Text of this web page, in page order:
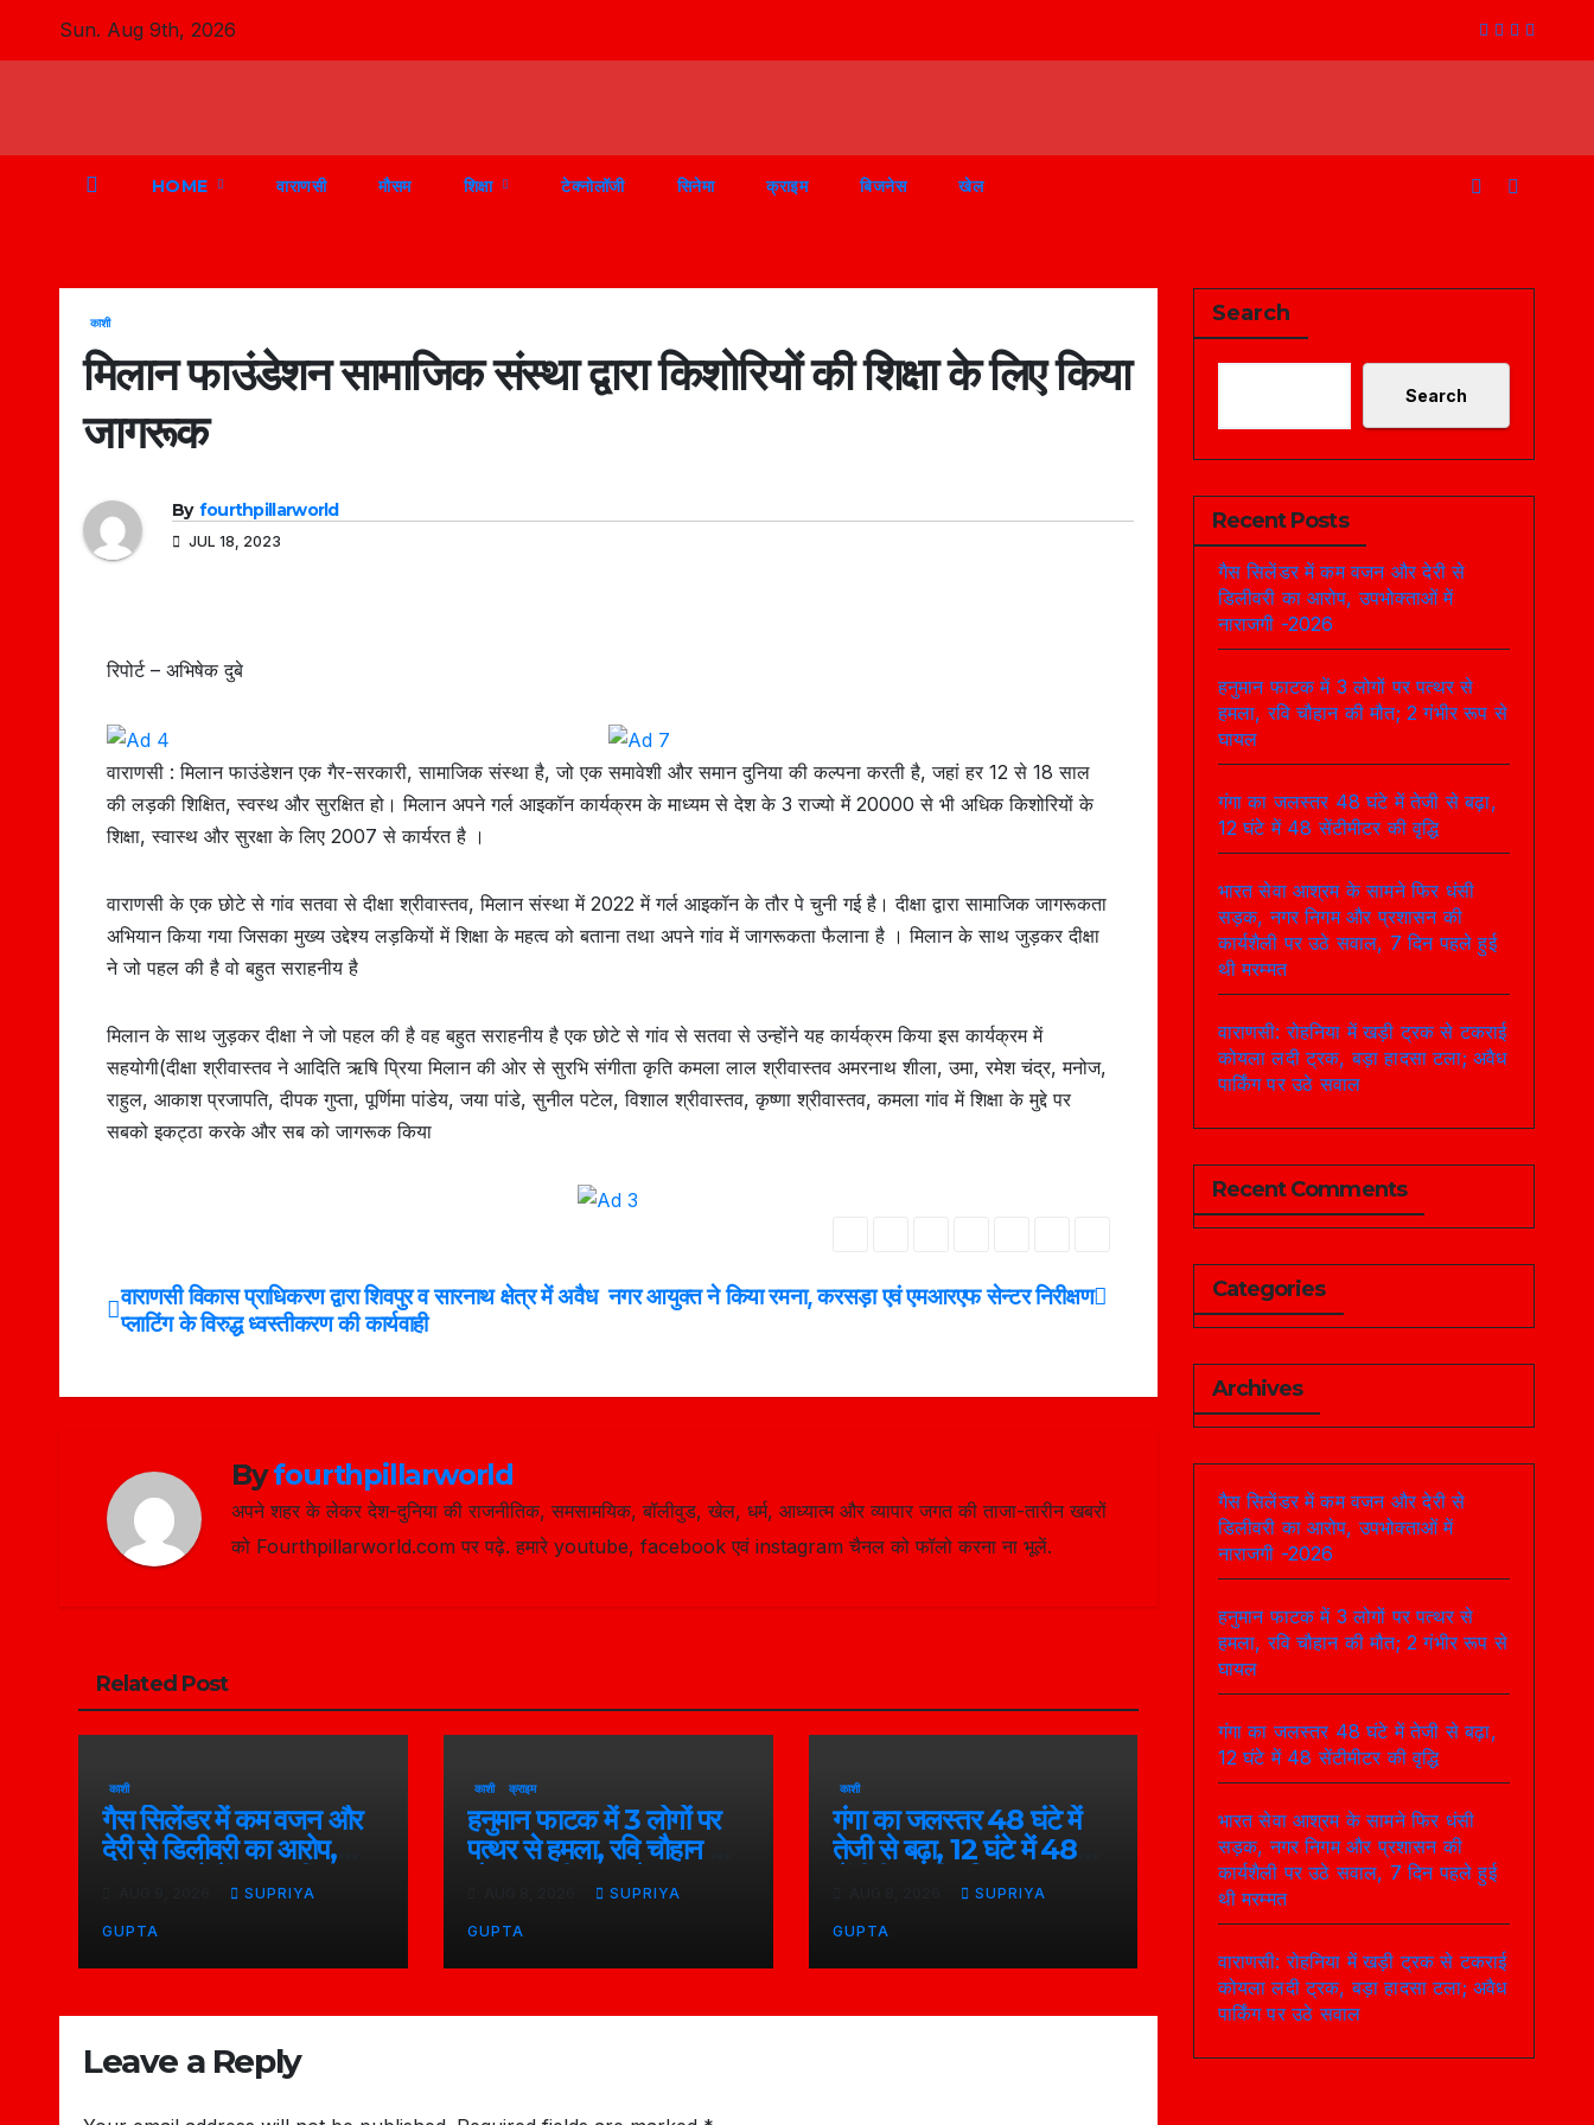
Sun. Aug 9th, 2026
HOME वाराणसी मौसम शिक्षा टेक्नोलॉजी सिनेमा क्राइम बिजनेस खेल
काशी
मिलान फाउंडेशन सामाजिक संस्था द्वारा किशोरियों की शिक्षा के लिए किया
जागरूक
By fourthpillarworld
JUL 18, 2023
रिपोर्ट – अभिषेक दुबे
वाराणसी : मिलान फाउंडेशन एक गैर-सरकारी, सामाजिक संस्था है, जो एक समावेशी और समान दुनिया की कल्पना करती है, जहां हर 12 से 18 साल
की लड़की शिक्षित, स्वस्थ और सुरक्षित हो। मिलान अपने गर्ल आइकॉन कार्यक्रम के माध्यम से देश के 3 राज्यो में 20000 से भी अधिक किशोरियों के
शिक्षा, स्वास्थ और सुरक्षा के लिए 2007 से कार्यरत है ।
वाराणसी के एक छोटे से गांव सतवा से दीक्षा श्रीवास्तव, मिलान संस्था में 2022 में गर्ल आइकॉन के तौर पे चुनी गई है। दीक्षा द्वारा सामाजिक जागरूकता
अभियान किया गया जिसका मुख्य उद्देश्य लड़कियों में शिक्षा के महत्व को बताना तथा अपने गांव में जागरूकता फैलाना है । मिलान के साथ जुड़कर दीक्षा
ने जो पहल की है वो बहुत सराहनीय है
मिलान के साथ जुड़कर दीक्षा ने जो पहल की है वह बहुत सराहनीय है एक छोटे से गांव से सतवा से उन्होंने यह कार्यक्रम किया इस कार्यक्रम में
सहयोगी(दीक्षा श्रीवास्तव ने आदिति ऋषि प्रिया मिलान की ओर से सुरभि संगीता कृति कमला लाल श्रीवास्तव अमरनाथ शीला, उमा, रमेश चंद्र, मनोज,
राहुल, आकाश प्रजापति, दीपक गुप्ता, पूर्णिमा पांडेय, जया पांडे, सुनील पटेल, विशाल श्रीवास्तव, कृष्णा श्रीवास्तव, कमला गांव में शिक्षा के मुद्दे पर
सबको इकट्ठा करके और सब को जागरूक किया
Post
नगर आयुक्त ने किया रमना, करसड़ा एवं एमआरएफ सेन्टर निरीक्षण
वाराणसी विकास प्राधिकरण द्वारा शिवपुर व सारनाथ क्षेत्र में अवैध
प्लाटिंग के विरुद्ध ध्वस्तीकरण की कार्यवाही
Byfourthpillarworld
अपने शहर के लेकर देश-दुनिया की राजनीतिक, समसामयिक, बॉलीवुड, खेल, धर्म, आध्यात्म और व्यापार जगत की ताजा-तारीन खबरों
को Fourthpillarworld.com पर पढ़े. हमारे youtube, facebook एवं instagram चैनल को फॉलो करना ना भूलें.
Related Post
काशी
गैस सिलेंडर में कम वजन और
देरी से डिलीवरी का आरोप,
SUPRIYA
GUPTA
काशी क्राइम
हनुमान फाटक में 3 लोगों पर
पत्थर से हमला, रवि चौहान की
SUPRIYA
GUPTA
काशी
गंगा का जलस्तर 48 घंटे में
तेजी से बढ़ा, 12 घंटे में 48
SUPRIYA
GUPTA
Leave a Reply
Search
Search
Recent Posts
गैस सिलेंडर में कम वजन और देरी से
डिलीवरी का आरोप, उपभोक्ताओं में
नाराजगी -2026
हनुमान फाटक में 3 लोगों पर पत्थर से
हमला, रवि चौहान की मौत; 2 गंभीर रूप से
घायल
गंगा का जलस्तर 48 घंटे में तेजी से बढ़ा,
12 घंटे में 48 सेंटीमीटर की वृद्धि
भारत सेवा आश्रम के सामने फिर धंसी
सड़क, नगर निगम और प्रशासन की
कार्यशैली पर उठे सवाल, 7 दिन पहले हुई
थी मरम्मत
वाराणसी: रोहनिया में खड़ी ट्रक से टकराई
कोयला लदी ट्रक, बड़ा हादसा टला; अवैध
पार्किंग पर उठे सवाल
Recent Comments
Categories
Archives
गैस सिलेंडर में कम वजन और देरी से
डिलीवरी का आरोप, उपभोक्ताओं में
नाराजगी -2026
हनुमान फाटक में 3 लोगों पर पत्थर से
हमला, रवि चौहान की मौत; 2 गंभीर रूप से
घायल
गंगा का जलस्तर 48 घंटे में तेजी से बढ़ा,
12 घंटे में 48 सेंटीमीटर की वृद्धि
भारत सेवा आश्रम के सामने फिर धंसी
सड़क, नगर निगम और प्रशासन की
कार्यशैली पर उठे सवाल, 7 दिन पहले हुई
थी मरम्मत
वाराणसी: रोहनिया में खड़ी ट्रक से टकराई
कोयला लदी ट्रक, बड़ा हादसा टला; अवैध
पार्किंग पर उठे सवाल